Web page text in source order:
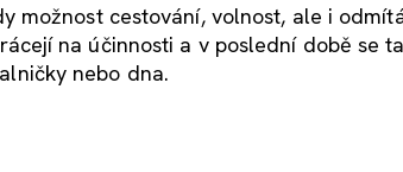
možnost cestování, volnost, ale i
na účinnosti a v poslední době se
nebo dna.